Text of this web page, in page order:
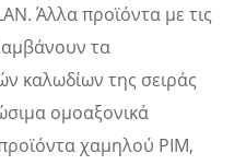
Άλλα προϊόντα με τις
τα
καλωδίων της σειράς
ομοαξονικά
χαμηλού PIM,